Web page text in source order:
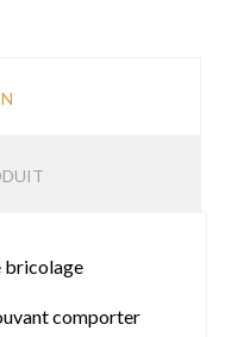
bricolage
comporter